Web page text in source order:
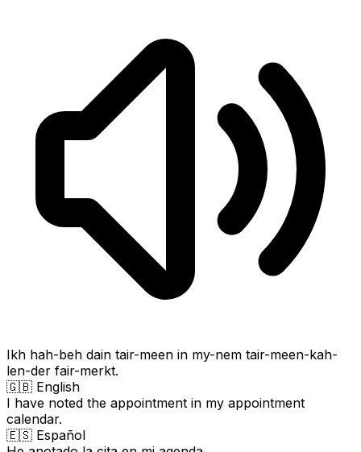
Ikh hah-beh dain tair-meen in my-nem tair-meen-kah-
len-der fair-merkt.
🇬🇧 English
I have noted the appointment in my appointment
calendar.
🇪🇸 Español